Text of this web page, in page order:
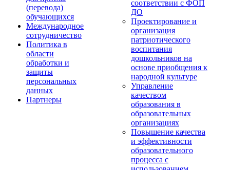
(перевода)
обучающихся
Международное
сотрудничество
Политика в
области
обработки и
защиты
персональных
данных
Партнеры
соответствии с ФОП
ДО
Проектирование и
организация
патриотического
воспитания
дошкольников на
основе приобщения к
народной культуре
Управление
качеством
образования в
образовательных
организациях
Повышение качества
и эффективности
образовательного
процесса с